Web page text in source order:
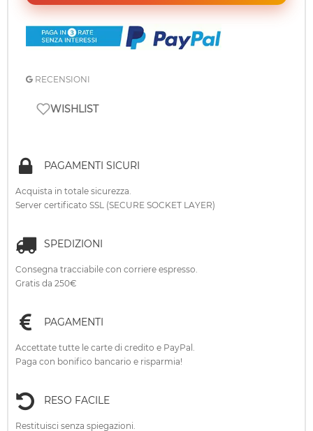
RECENSIONI
WISHLIST
PAGAMENTI SICURI
Acquista in totale sicurezza.
Server certificato SSL (SECURE SOCKET LAYER)
SPEDIZIONI
Consegna tracciabile con corriere espresso.
Gratis da 250€
PAGAMENTI
Accettate tutte le carte di credito e PayPal.
Paga con bonifico bancario e risparmia!
RESO FACILE
Restituisci senza spiegazioni.